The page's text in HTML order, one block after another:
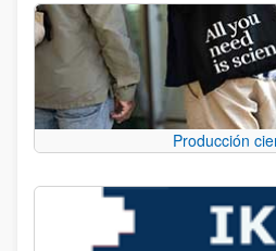
Producción